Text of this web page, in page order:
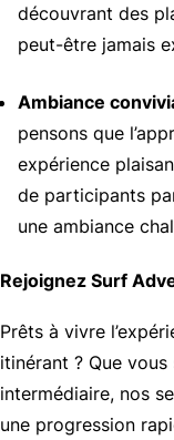
découvrant des
peut-être jamais
Ambiance
pensons que
expérience
de participants
une ambiance
Rejoignez Surf
Prêts à vivre
itinérant ? Que
intermédiaire, nos
une progression